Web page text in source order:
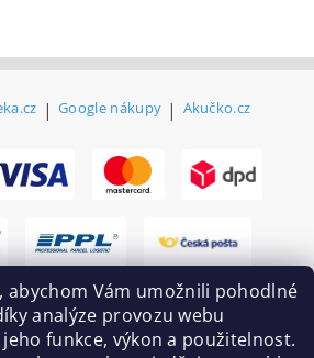
| Google nákupy | Akučko.cz
abychom Vám umožnili pohodlné
analýze provozu webu
funkce, výkon a použitelnost.